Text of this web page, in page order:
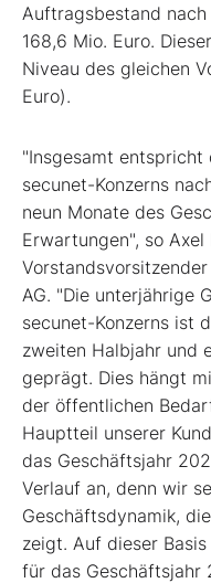
Auftragsbestand nach
168,6 Mio. Euro.
Niveau des gleichen
Euro).
"Insgesamt
secunet-Konzerns
neun Monate des
Erwartungen", so Axel
AG. "Die unterjährige
secunet-Konzerns ist
zweiten Halbjahr und
geprägt. Dies hängt
der öffentlichen
Hauptteil unserer
das Geschäftsjahr
Verlauf an, denn wir
Geschäftsdynamik,
zeigt. Auf dieser
für das Geschäftsjahr